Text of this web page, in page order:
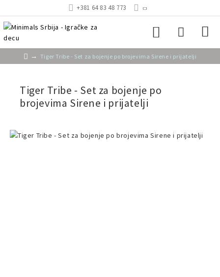
+381 64 83 48 773
Tiger Tribe - Set za bojenje po brojevima Sirene i prijatelji
Tiger Tribe - Set za bojenje po
brojevima Sirene i prijatelji